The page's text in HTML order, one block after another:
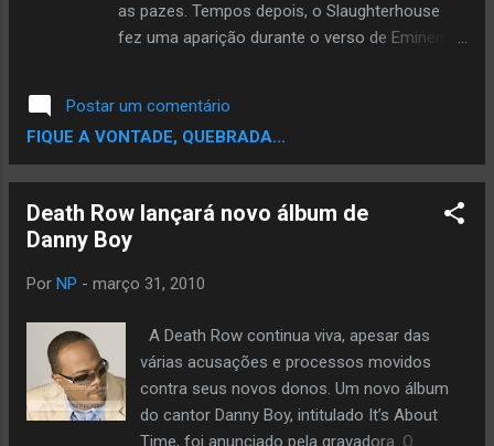
as pazes. Tempos depois, o Slaughterhouse
fez uma aparição durante o verso de Eminem
com a Shady Records para lançar seu segundo
álbum de inéditas. Muito foi falado a respeito
na ocasião. Recentemente, novos rumores
Records voltaram a pipocar. Joe Budden
declarou que políticas de gravadora estariam
atrapalhando as negociações. Joell Ortiz foi
sobre o caso. Agora, Royce liberou a faixa
Nobody Fuckin' With Us , música que coloca
ainda mais lenha nos boatos sobre um suposto
acordo entre o grupo e a Shady. Se você gosta
do branquelo, então começará a gostar de mim
Postar um comentário
FIQUE A VONTADE, QUEBRADA...
Death Row lançará novo álbum de
Danny Boy
Por NP - março 31, 2010
A Death Row continua viva, apesar das
várias acusações e processos movidos
contra seus novos donos. Um novo álbum
do cantor Danny Boy, intitulado It’s About
Time, foi anunciado pela gravadora. O